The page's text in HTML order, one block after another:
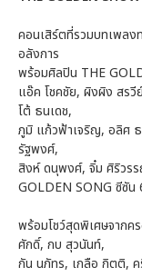
คอนเสิร์ตที่รวมบทเพลง
อลังการ
พร้อมศิลปิน THE
แอ๊ค โชคชัย, ผิงผิง สร
โต้ ธนเดช,
ภูมิ แก้วฟ้าเจริญ, อลิศ
รัฐพงศ์,
สิงห์ ดนุพงศ์, จิ๋ม ศิริวร
GOLDEN SONG ซีซัน
พร้อมโชว์สุดพิเศษจากค
ศักดิ์, กบ สุวนันท์,
กัน นภัทร, เกลือ กิตติ,